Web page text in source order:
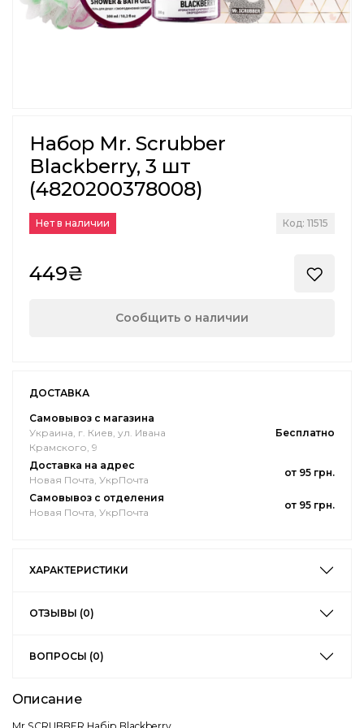
Набор Mr. Scrubber
Blackberry, 3 шт
(4820200378008)
Нет в наличии Код: 11515
449₴
Сообщить о наличии
ДОСТАВКА
Самовывоз с магазина
Украина, г. Киев, ул. Ивана
Крамского, 9
Бесплатно
Доставка на адрес
Новая Почта, УкрПочта
от 95 грн.
Самовывоз с отделения
Новая Почта, УкрПочта
от 95 грн.
ХАРАКТЕРИСТИКИ
ОТЗЫВЫ (0)
ВОПРОСЫ (0)
Описание